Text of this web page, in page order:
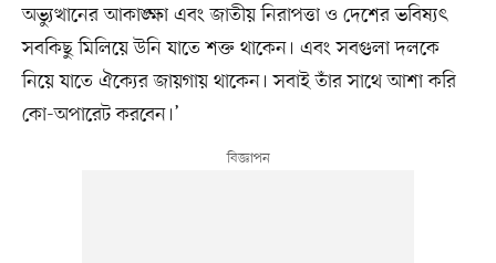
অভ্যুত্থানের আকাঙ্ক্ষা এবং জাতীয় নিরাপত্তা ও দেশের ভবিষ্যৎ
সবকিছু মিলিয়ে উনি যাতে শক্ত থাকেন। এবং সবগুলা দলকে
নিয়ে যাতে ঐক্যের জায়গায় থাকেন। সবাই তাঁর সাথে আশা করি
কো-অপারেট করবেন।’